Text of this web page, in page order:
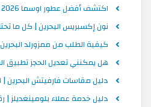
اكتشف أفضل عطور اوسما 2026 للجنسين في البحرين
نون إكسبريس البحرين | كل ما
كيفية الطلب من ممزورلد
هل يمكنني تعديل الحجز تطبيق
دليل مقاسات فارفيتش البحرين
دليل خدمة عملاء بلومينغديلز |